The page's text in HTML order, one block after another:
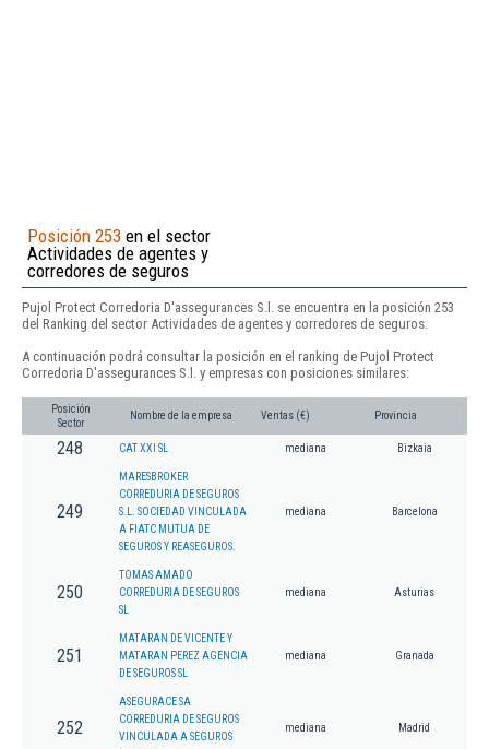
Posición 253 en el sector
Actividades de agentes y
corredores de seguros
Pujol Protect Corredoria D'assegurances S.l. se encuentra en la posición 253
del Ranking del sector Actividades de agentes y corredores de seguros.
A continuación podrá consultar la posición en el ranking de Pujol Protect
Corredoria D'assegurances S.l. y empresas con posiciones similares:
Posición
Sector
Nombre de la empresa Ventas (€) Provincia
248 CAT XXI SL mediana Bizkaia
249
MARESBROKER
CORREDURIA DE SEGUROS
S.L. SOCIEDAD VINCULADA
A FIATC MUTUA DE
SEGUROS Y REASEGUROS.
mediana Barcelona
250
TOMAS AMADO
CORREDURIA DE SEGUROS
SL
mediana Asturias
251
MATARAN DE VICENTE Y
MATARAN PEREZ AGENCIA
DE SEGUROS SL
mediana Granada
252
ASEGURACE SA
CORREDURIA DE SEGUROS
VINCULADA A SEGUROS
mediana Madrid